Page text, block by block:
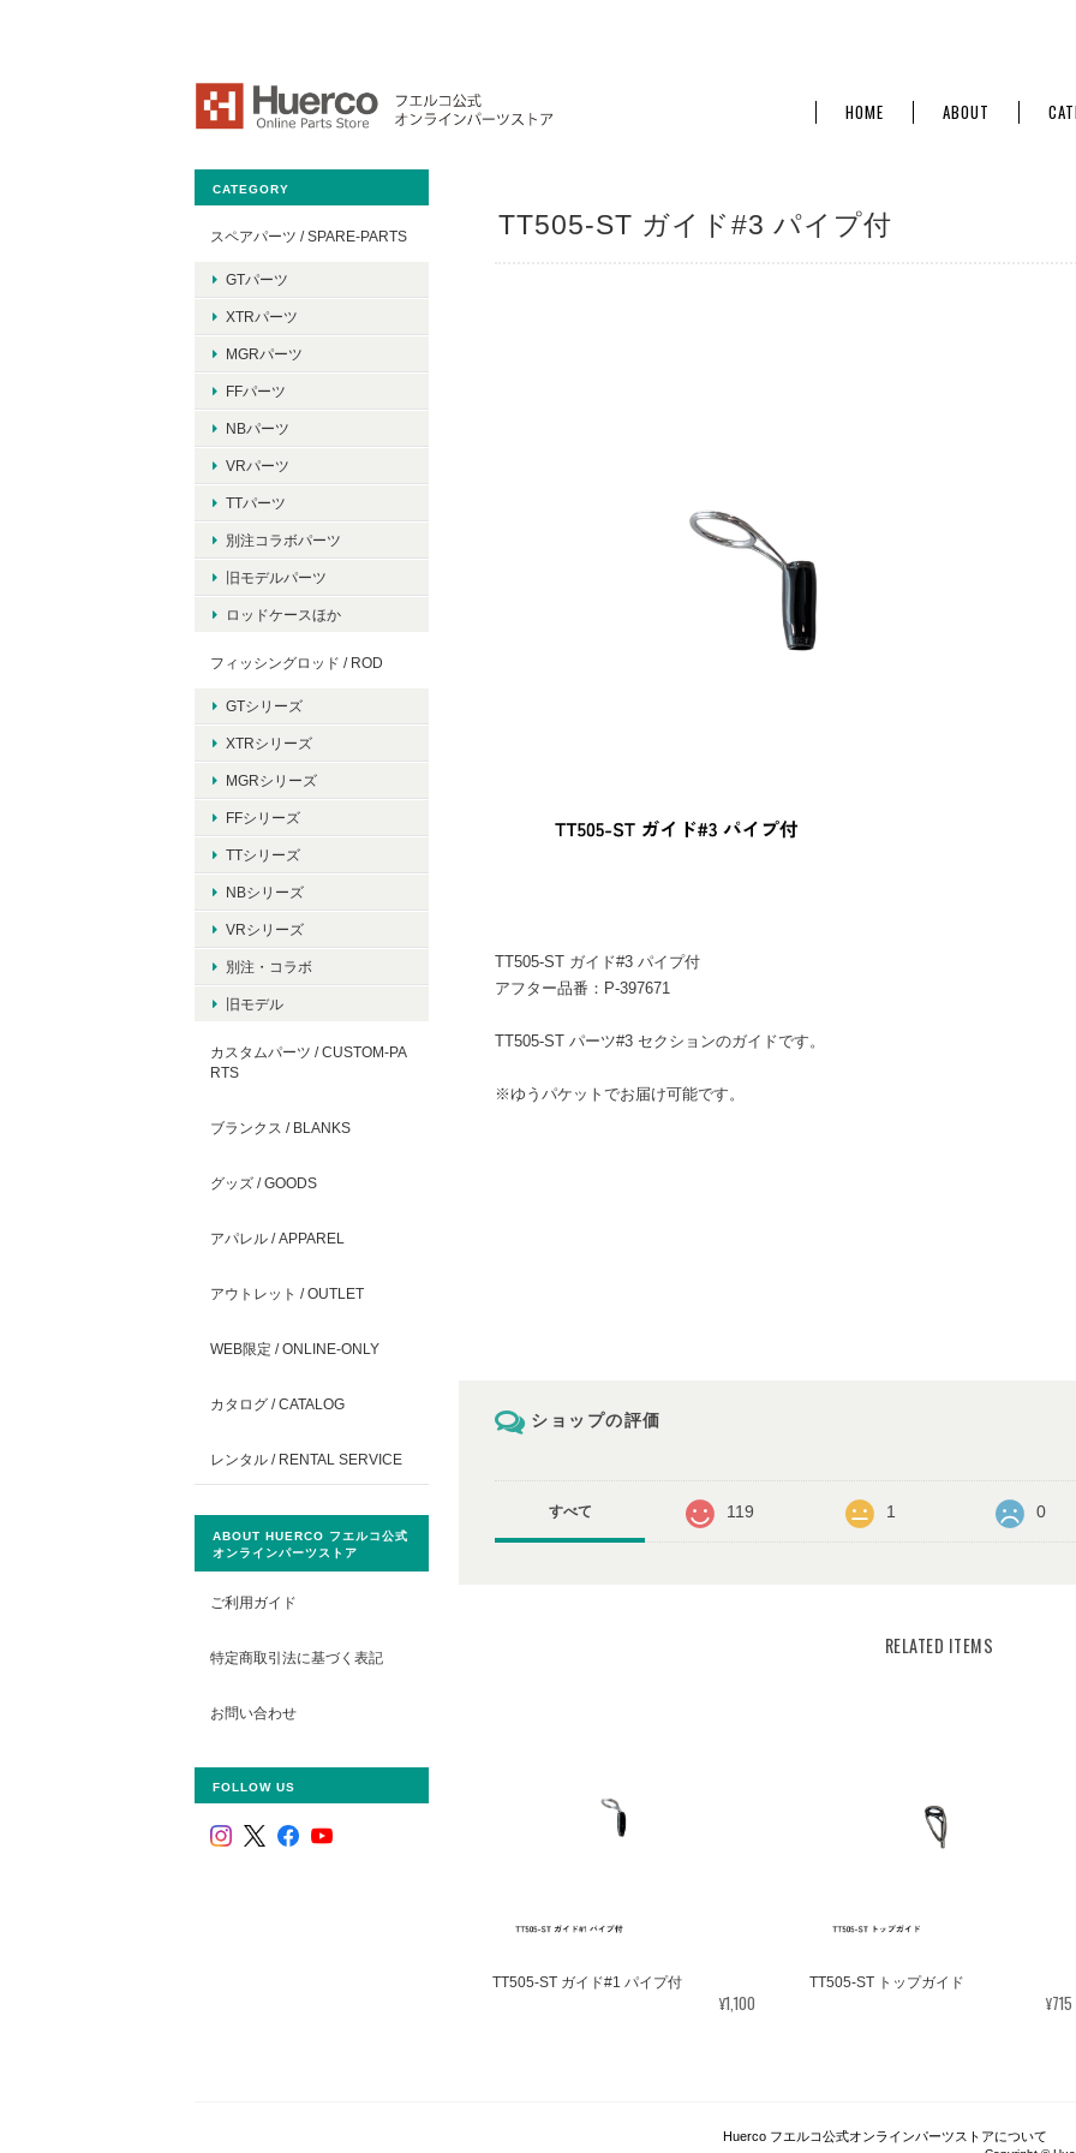
HOME ABOUT
TT505-ST ガイド#3 パイプ付
TT505-ST ガイド#3 パイプ付
アフター品番：P-397671
TT505-ST パーツ#3 セクションのガイドです。
※ゆうパケットでお届け可能です。
ショップの評価
すべて 119 1 0
RELATED ITEMS
TT505-ST ガイド#1 パイプ付
¥1,100
TT505-ST トップガイド
¥715
CATEGORY
スペアパーツ / SPARE-PARTS
GTパーツ
XTRパーツ
MGRパーツ
FFパーツ
NBパーツ
VRパーツ
TTパーツ
別注コラボパーツ
旧モデルパーツ
ロッドケースほか
フィッシングロッド / ROD
GTシリーズ
XTRシリーズ
MGRシリーズ
FFシリーズ
TTシリーズ
NBシリーズ
VRシリーズ
別注・コラボ
旧モデル
カスタムパーツ / CUSTOM-PA
RTS
ブランクス / BLANKS
グッズ / GOODS
アパレル / APPAREL
アウトレット / OUTLET
WEB限定 / ONLINE-ONLY
カタログ / CATALOG
レンタル / RENTAL SERVICE
ABOUT HUERCO フエルコ公式
オンラインパーツストア
ご利用ガイド
特定商取引法に基づく表記
お問い合わせ
FOLLOW US
Huerco フエルコ公式オンラインパーツストアについて